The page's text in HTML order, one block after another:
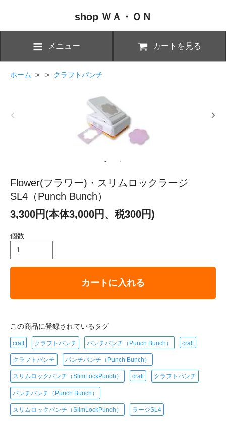
shop ＷＡ・ＯＮ
メニュー カートを見る
ホーム > > クラフトパンチ
Flower(フラワー)・スリムロックラージ
SL4（Punch Bunch）
3,300円(本体3,000円、税300円)
個数
カートに入れる
この商品に登録されているタグ
craft クラフトパンチ パンチバンチ（Punch Bunch） craft
クラフトパンチ パンチバンチ（Punch Bunch）
スリムロックパンチ（SlimLockPunch） craft クラフトパンチ
パンチバンチ（Punch Bunch）
スリムロックパンチ（SlimLockPunch） ラージSL4